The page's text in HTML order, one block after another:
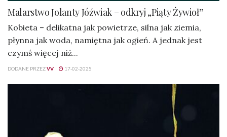
Malarstwo Jolanty Jóźwiak – odkryj „Piąty Żywioł”
Kobieta – delikatna jak powietrze, silna jak ziemia,
płynna jak woda, namiętna jak ogień. A jednak jest
czymś więcej niż...
DODANE PRZEZVV 17-02-2025